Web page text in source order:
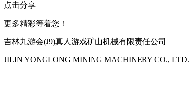
点击分享
更多精彩等着您！
吉林九游会(J9)真人游戏矿山机械有限责任公司
JILIN YONGLONG MINING MACHINERY CO., LTD.